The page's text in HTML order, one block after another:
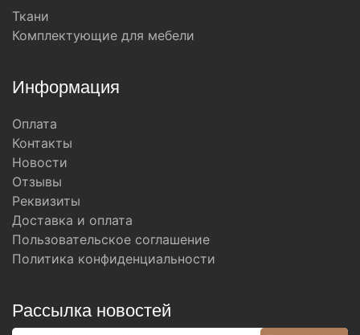
Ткани
Комплектующие для мебели
Информация
Оплата
Контакты
Новости
Отзывы
Реквизиты
Доставка и оплата
Пользовательское соглашение
Политика конфиденциальности
Рассылка новостей